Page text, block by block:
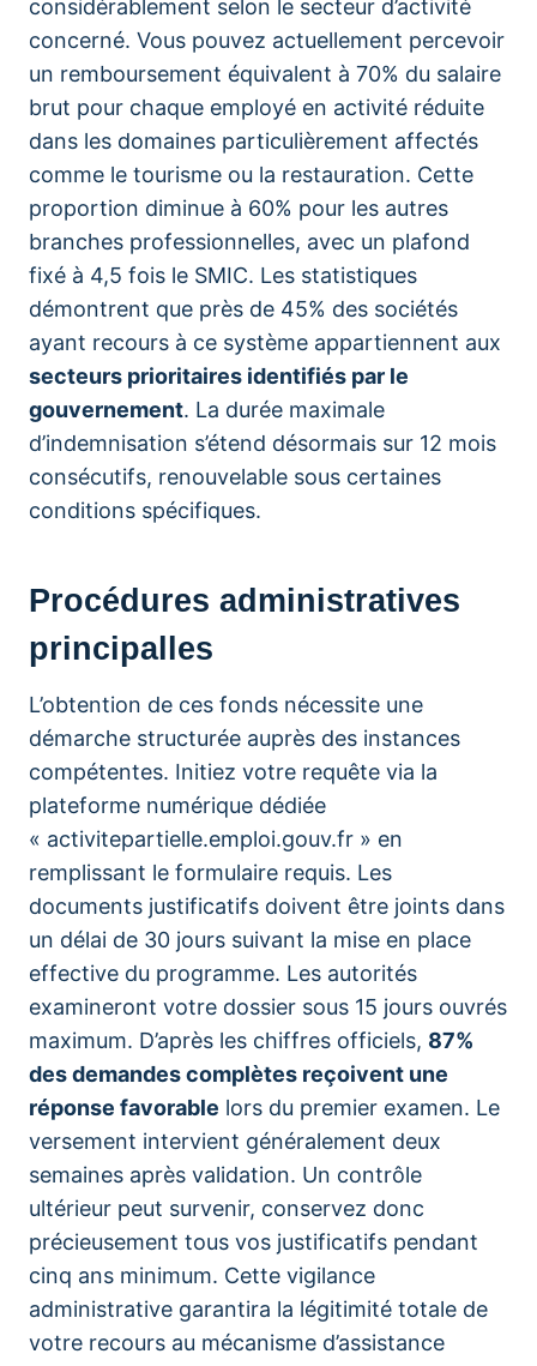
considérablement selon le secteur d’activité
concerné. Vous pouvez actuellement percevoir
un remboursement équivalent à 70% du salaire
brut pour chaque employé en activité réduite
dans les domaines particulièrement affectés
comme le tourisme ou la restauration. Cette
proportion diminue à 60% pour les autres
branches professionnelles, avec un plafond
fixé à 4,5 fois le SMIC. Les statistiques
démontrent que près de 45% des sociétés
ayant recours à ce système appartiennent aux
secteurs prioritaires identifiés par le
gouvernement. La durée maximale
d’indemnisation s’étend désormais sur 12 mois
consécutifs, renouvelable sous certaines
conditions spécifiques.
Procédures administratives
principalles
L’obtention de ces fonds nécessite une
démarche structurée auprès des instances
compétentes. Initiez votre requête via la
plateforme numérique dédiée
« activitepartielle.emploi.gouv.fr » en
remplissant le formulaire requis. Les
documents justificatifs doivent être joints dans
un délai de 30 jours suivant la mise en place
effective du programme. Les autorités
examineront votre dossier sous 15 jours ouvrés
maximum. D’après les chiffres officiels, 87%
des demandes complètes reçoivent une
réponse favorable lors du premier examen. Le
versement intervient généralement deux
semaines après validation. Un contrôle
ultérieur peut survenir, conservez donc
précieusement tous vos justificatifs pendant
cinq ans minimum. Cette vigilance
administrative garantira la légitimité totale de
votre recours au mécanisme d’assistance